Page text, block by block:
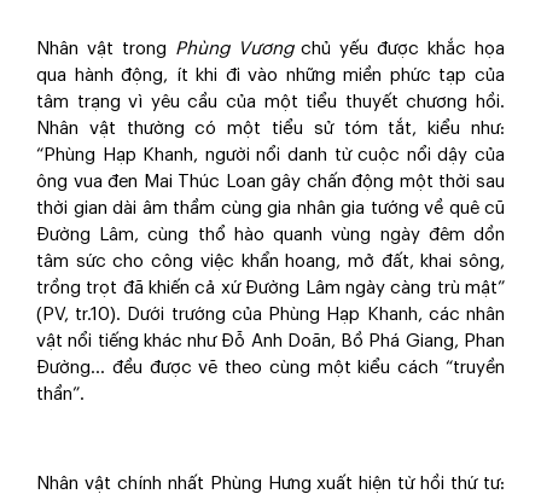
Nhân vật trong Phùng Vươngchủ yếu được khắc họa
qua hành động, ít khi đi vào những miền phức tạp của
tâm trạng vì yêu cầu của một tiểu thuyết chương hồi.
Nhân vật thường có một tiểu sử tóm tắt, kiểu như:
“Phùng Hạp Khanh, người nổi danh từ cuộc nổi dậy của
ông vua đen Mai Thúc Loan gây chấn động một thời sau
thời gian dài âm thầm cùng gia nhân gia tướng về quê cũ
Đường Lâm, cùng thổ hào quanh vùng ngày đêm dồn
tâm sức cho công việc khẩn hoang, mở đất, khai sông,
trồng trọt đã khiến cả xứ Đường Lâm ngày càng trù mật”
(PV, tr.10). Dưới trướng của Phùng Hạp Khanh, các nhân
vật nổi tiếng khác như Đỗ Anh Doãn, Bồ Phá Giang, Phan
Đường… đều được vẽ theo cùng một kiểu cách “truyền
thần”.
Nhân vật chính nhất Phùng Hưng xuất hiện từ hồi thứ tư: